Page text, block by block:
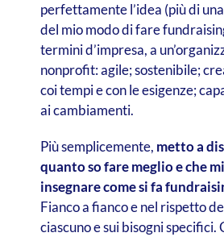
perfettamente l’idea (più di
del mio modo di fare
termini d’impresa, a
nonprofit: agile; sostenibile;
coi tempi e con le esigenze;
ai cambiamenti.
Più semplicemente, metto a
quanto so fare meglio e che
insegnare come si fa
Fianco a fianco e nel rispetto
ciascuno e sui bisogni specifici.